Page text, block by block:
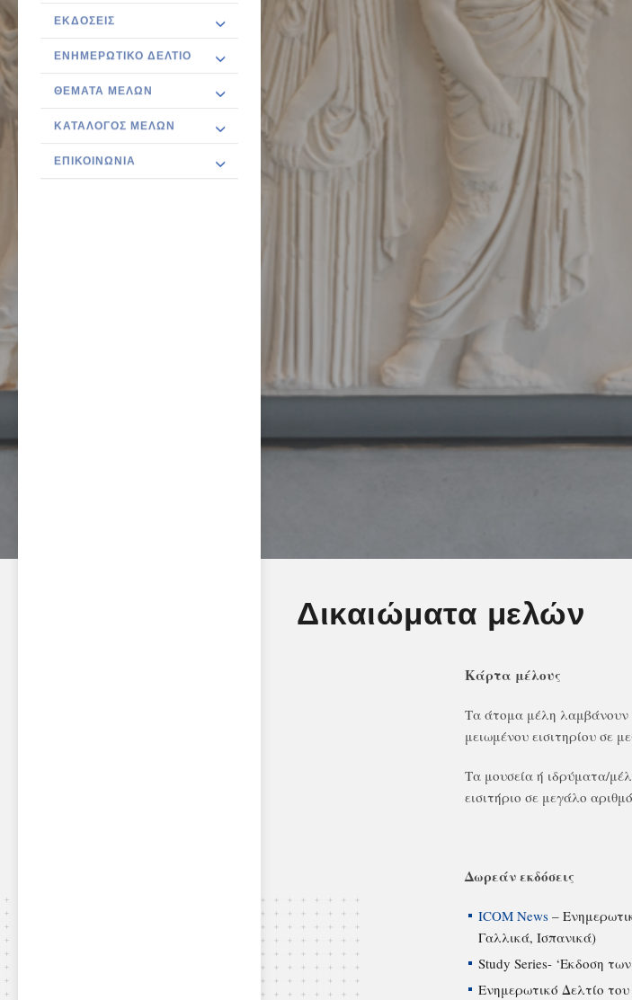
ΕΚΔΌΣΕΙΣ
ΕΝΗΜΕΡΩΤΙΚΌ ΔΕΛΤΊΟ
ΘΈΜΑΤΑ ΜΕΛΏΝ
ΚΑΤΆΛΟΓΟΣ ΜΕΛΏΝ
ΕΠΙΚΟΙΝΩΝΊΑ
Δικαιώματα μελών
Κάρτα μέλους
Τα άτομα μέλη λαμβάνουν
μειωμένου εισιτηρίου σε
Τα μουσεία ή ιδρύματα/
εισιτήριο σε μεγάλο
Δωρεάν εκδόσεις
ΙCOM News –
Γαλλικά, Ισπανικά)
Study Series- ‘Εκδοση
Ενημερωτικό Δελτίο